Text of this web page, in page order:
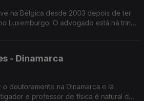
na Bélgica desde 2003 depois de ter
Luxemburgo. O advogado está há trinta
- Dinamarca
doutoramente na Dinamarca e lá
e professor de física é natural de